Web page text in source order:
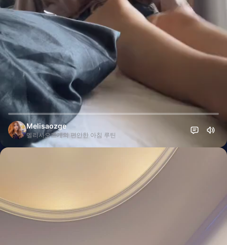
Melisaozge
멜리사오즈게의 편안한 아침 루틴